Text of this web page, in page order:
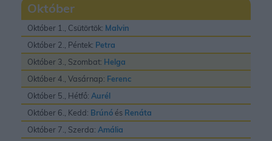
Október
Október 1., Csütörtök: Malvin
Október 2., Péntek: Petra
Október 3., Szombat: Helga
Október 4., Vasárnap: Ferenc
Október 5., Hétfő: Aurél
Október 6., Kedd: Brúnó és Renáta
Október 7., Szerda: Amália